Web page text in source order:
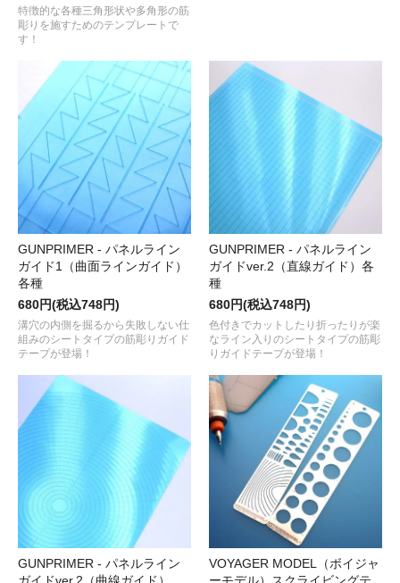
特徴的な各種三角形状や多角形の筋
彫りを施すためのテンプレートで
す！
GUNPRIMER - パネルライン
ガイド1（曲面ラインガイド）
各種
680円(税込748円)
溝穴の内側を掘るから失敗しない仕
組みのシートタイプの筋彫りガイド
テープが登場！
GUNPRIMER - パネルライン
ガイドver.2（直線ガイド）各
種
680円(税込748円)
色付きでカットしたり折ったりが楽
なライン入りのシートタイプの筋彫
りガイドテープが登場！
GUNPRIMER - パネルライン
VOYAGER MODEL（ボイジャ